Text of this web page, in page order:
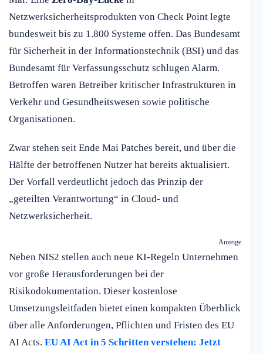
Netzwerksicherheitsprodukten von Check Point legte
bundesweit bis zu 1.800 Systeme offen. Das Bundesamt
für Sicherheit in der Informationstechnik (BSI) und das
Bundesamt für Verfassungsschutz schlugen Alarm.
Betroffen waren Betreiber kritischer Infrastrukturen in
Verkehr und Gesundheitswesen sowie politische
Organisationen.
Zwar stehen seit Ende Mai Patches bereit, und über die
Hälfte der betroffenen Nutzer hat bereits aktualisiert.
Der Vorfall verdeutlicht jedoch das Prinzip der
„geteilten Verantwortung“ in Cloud- und
Netzwerksicherheit.
Anzeige
Neben NIS2 stellen auch neue KI-Regeln Unternehmen
vor große Herausforderungen bei der
Risikodokumentation. Dieser kostenlose
Umsetzungsleitfaden bietet einen kompakten Überblick
über alle Anforderungen, Pflichten und Fristen des EU
AI Acts. EU AI Act in 5 Schritten verstehen: Jetzt